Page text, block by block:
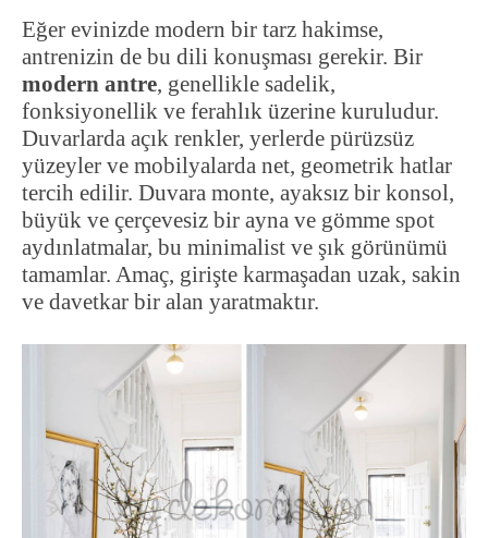
Eğer evinizde modern bir tarz hakimse,
antrenizin de bu dili konuşması gerekir. Bir
modern antre, genellikle sadelik,
fonksiyonellik ve ferahlık üzerine kuruludur.
Duvarlarda açık renkler, yerlerde pürüzsüz
yüzeyler ve mobilyalarda net, geometrik hatlar
tercih edilir. Duvara monte, ayaksız bir konsol,
büyük ve çerçevesiz bir ayna ve gömme spot
aydınlatmalar, bu minimalist ve şık görünümü
tamamlar. Amaç, girişte karmaşadan uzak, sakin
ve davetkar bir alan yaratmaktır.